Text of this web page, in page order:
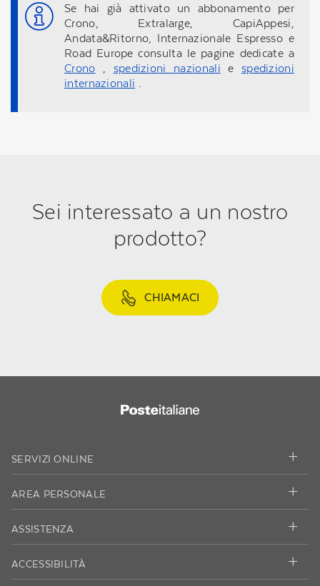
Se hai già attivato un abbonamento per
Crono, Extralarge, CapiAppesi,
Andata&Ritorno, Internazionale Espresso e
Road Europe consulta le pagine dedicate a
Crono
spedizioni nazionali e spedizioni
internazionali
Sei interessato a un nostro
prodotto?
CHIAMACI
SERVIZI ONLINE
AREA PERSONALE
ASSISTENZA
ACCESSIBILITÀ